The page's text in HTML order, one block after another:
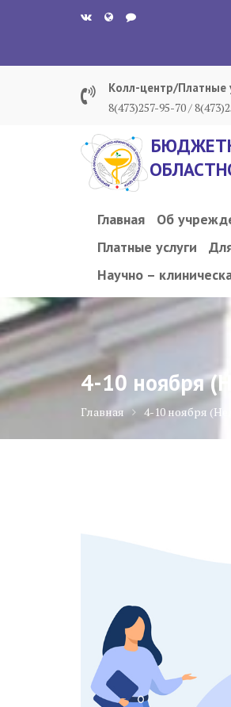
Колл-центр/Платные
8(473)257-95-70 /
Главная Об
Платные услуги
Научно –
4-10 ноября
Главная 4-10 ноября